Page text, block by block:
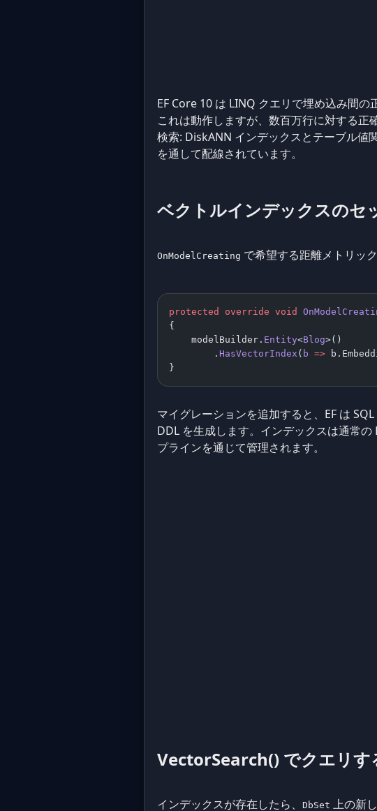
EF Core 10 は LINQ クエリで埋め込み間
これは動作しますが、数百万行に対する
検索: DiskANN インデックスとテーブル値
を通して配線されています。
ベクトルインデックスのセ
OnModelCreating で希望する距離メトリッ
protected override void
{
    modelBuilder.
Entity<Blog>()
        .
HasVectorIndex ( b =>
}
マイグレーションを追加すると、EF は
DDL を生成します。インデックスは通常
プラインを通じて管理されます。
VectorSearch() でクエリす
インデックスが存在したら、 DbSet 上の新